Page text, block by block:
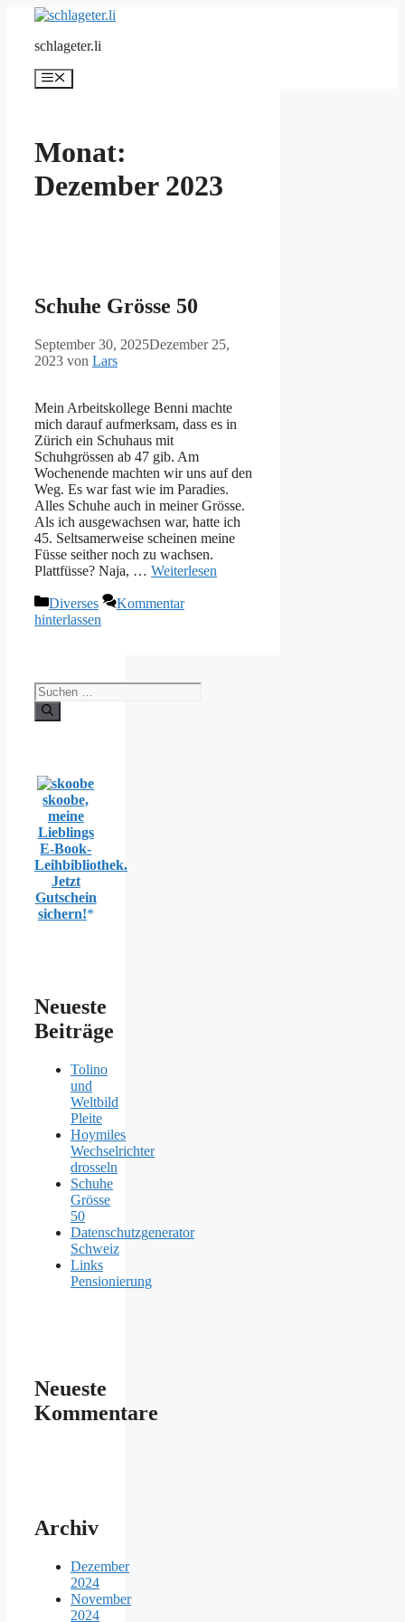
springenschlageter.li
Menü
Monat:
Dezember 2023
Schuhe Grösse 50
September 30, 2025Dezember 25,
2023 von Lars
Mein Arbeitskollege Benni machte
mich darauf aufmerksam, dass es in
Zürich ein Schuhaus mit
Schuhgrössen ab 47 gib. Am
Wochenende machten wir uns auf den
Weg. Es war fast wie im Paradies.
Alles Schuhe auch in meiner Grösse.
Als ich ausgewachsen war, hatte ich
45. Seltsamerweise scheinen meine
Füsse seither noch zu wachsen.
Plattfüsse? Naja, … Weiterlesen
Kategorien
Diverses
Kommentar
hinterlassen
Suchen
nach:
skoobe,
meine
Lieblings
E-Book-
Leihbibliothek.
Jetzt
Gutschein
sichern!
Neueste
Beiträge
Tolino
und
Weltbild
Pleite
Hoymiles
Wechselrichter
drosseln
Schuhe
Grösse
50
Datenschutzgenerator
Schweiz
Links
Pensionierung
Neueste
Kommentare
Archiv
Dezember
2024
November
2024